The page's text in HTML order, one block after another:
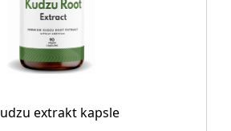
extrakt kapsle